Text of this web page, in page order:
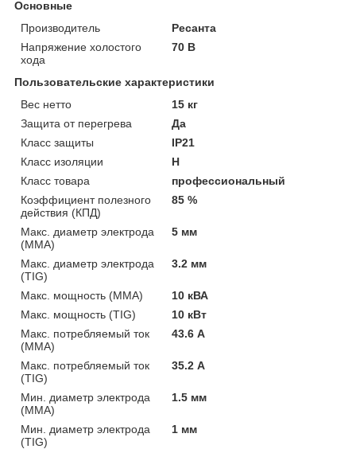
Основные
Производитель
Ресанта
Напряжение холостого
хода
70 В
Пользовательские характеристики
Вес нетто
15 кг
Защита от перегрева
Да
Класс защиты
IP21
Класс изоляции
H
Класс товара
профессиональный
Коэффициент полезного
действия (КПД)
85 %
Макс. диаметр электрода
(MMA)
5 мм
Макс. диаметр электрода
(TIG)
3.2 мм
Макс. мощность (MMA)
10 кВА
Макс. мощность (TIG)
10 кВт
Макс. потребляемый ток
(MMA)
43.6 А
Макс. потребляемый ток
(TIG)
35.2 А
Мин. диаметр электрода
(MMA)
1.5 мм
Мин. диаметр электрода
(TIG)
1 мм